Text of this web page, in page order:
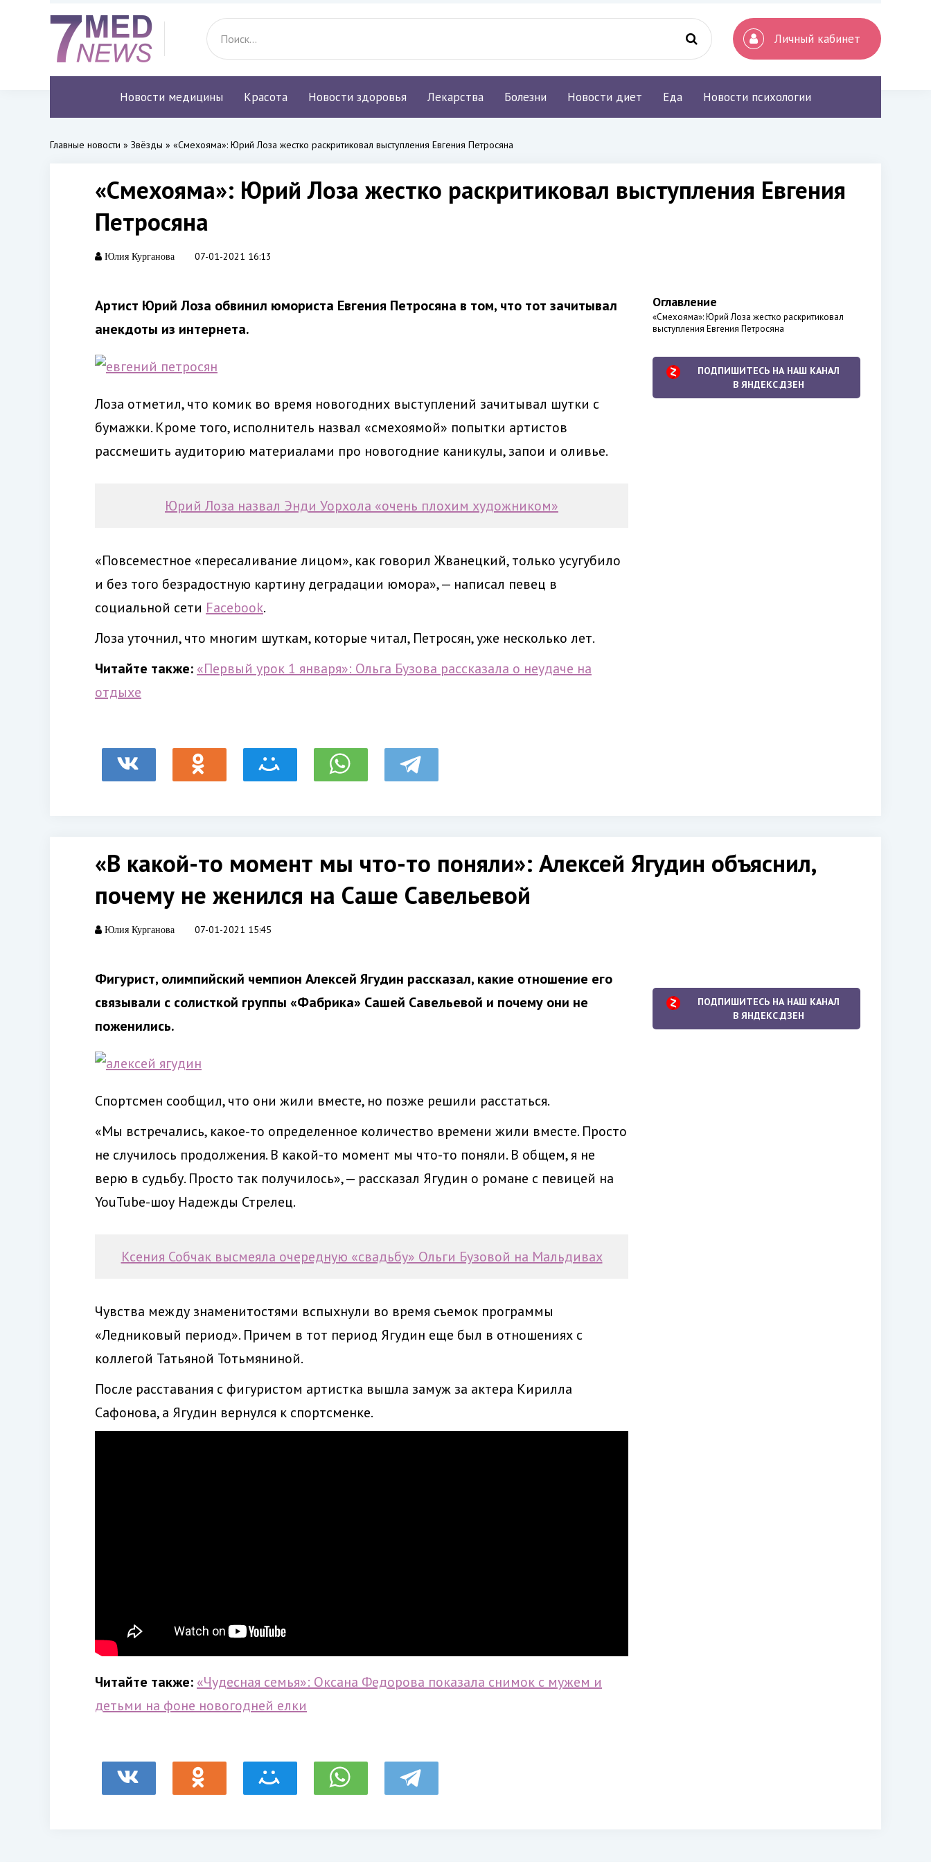
Личный кабинет
Новости медицины Красота Новости здоровья Лекарства Болезни Новости диет Еда Новости психологии
Главные новости » Звёзды » «Смехояма»: Юрий Лоза жестко раскритиковал выступления Евгения Петросяна
«Смехояма»: Юрий Лоза жестко раскритиковал выступления Евгения
Петросяна
Юлия Курганова 07-01-2021 16:13
Артист Юрий Лоза обвинил юмориста Евгения Петросяна в том, что тот зачитывал
анекдоты из интернета.
Лоза отметил, что комик во время новогодних выступлений зачитывал шутки с
бумажки. Кроме того, исполнитель назвал «смехоямой» попытки артистов
рассмешить аудиторию материалами про новогодние каникулы, запои и оливье.
Юрий Лоза назвал Энди Уорхола «очень плохим художником»
«Повсеместное «пересаливание лицом», как говорил Жванецкий, только усугубило
и без того безрадостную картину деградации юмора», — написал певец в
социальной сети Facebook.
Лоза уточнил, что многим шуткам, которые читал, Петросян, уже несколько лет.
Читайте также: «Первый урок 1 января»: Ольга Бузова рассказала о неудаче на
отдыхе
Оглавление
«Смехояма»: Юрий Лоза жестко раскритиковал
выступления Евгения Петросяна
ПОДПИШИТЕСЬ НА НАШ КАНАЛ
В ЯНДЕКС.ДЗЕН
«В какой-то момент мы что-то поняли»: Алексей Ягудин объяснил,
почему не женился на Саше Савельевой
Юлия Курганова 07-01-2021 15:45
Фигурист, олимпийский чемпион Алексей Ягудин рассказал, какие отношение его
связывали с солисткой группы «Фабрика» Сашей Савельевой и почему они не
поженились.
Спортсмен сообщил, что они жили вместе, но позже решили расстаться.
«Мы встречались, какое-то определенное количество времени жили вместе. Просто
не случилось продолжения. В какой-то момент мы что-то поняли. В общем, я не
верю в судьбу. Просто так получилось», — рассказал Ягудин о романе с певицей на
YouTube-шоу Надежды Стрелец.
Ксения Собчак высмеяла очередную «свадьбу» Ольги Бузовой на Мальдивах
Чувства между знаменитостями вспыхнули во время съемок программы
«Ледниковый период». Причем в тот период Ягудин еще был в отношениях с
коллегой Татьяной Тотьмяниной.
После расставания с фигуристом артистка вышла замуж за актера Кирилла
Сафонова, а Ягудин вернулся к спортсменке.
Читайте также: «Чудесная семья»: Оксана Федорова показала снимок с мужем и
детьми на фоне новогодней елки
ПОДПИШИТЕСЬ НА НАШ КАНАЛ
В ЯНДЕКС.ДЗЕН